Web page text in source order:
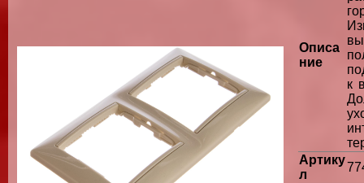
Описа
ние
к
Артику
л